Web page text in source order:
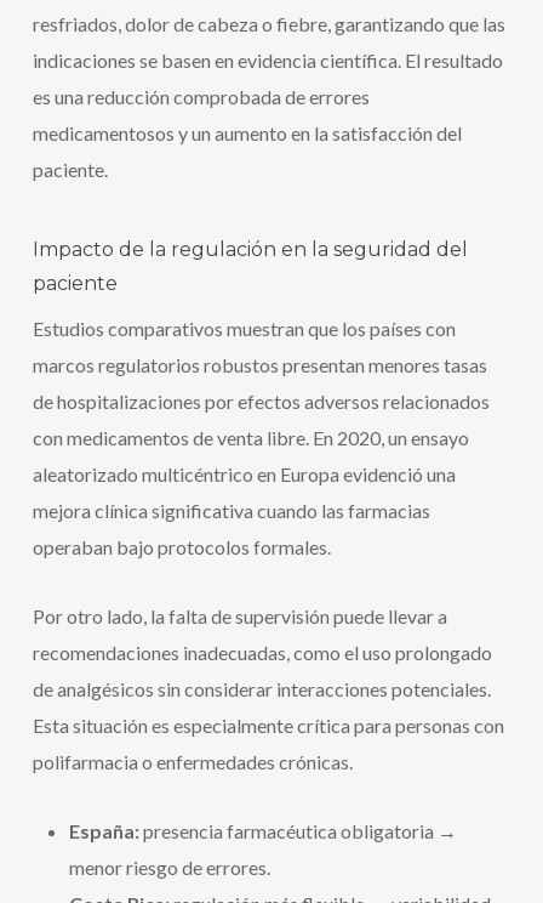
resfriados, dolor de cabeza o fiebre, garantizando que las
indicaciones se basen en evidencia científica. El resultado
es una reducción comprobada de errores
medicamentosos y un aumento en la satisfacción del
paciente.
Impacto de la regulación en la seguridad del
paciente
Estudios comparativos muestran que los países con
marcos regulatorios robustos presentan menores tasas
de hospitalizaciones por efectos adversos relacionados
con medicamentos de venta libre. En 2020, un ensayo
aleatorizado multicéntrico en Europa evidenció una
mejora clínica significativa cuando las farmacias
operaban bajo protocolos formales.
Por otro lado, la falta de supervisión puede llevar a
recomendaciones inadecuadas, como el uso prolongado
de analgésicos sin considerar interacciones potenciales.
Esta situación es especialmente crítica para personas con
polifarmacia o enfermedades crónicas.
España:presencia farmacéutica obligatoria →
menor riesgo de errores.